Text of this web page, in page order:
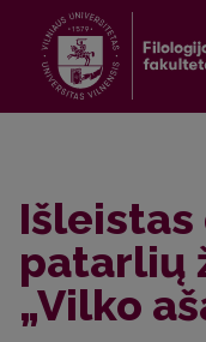
patarlių
„Vilko